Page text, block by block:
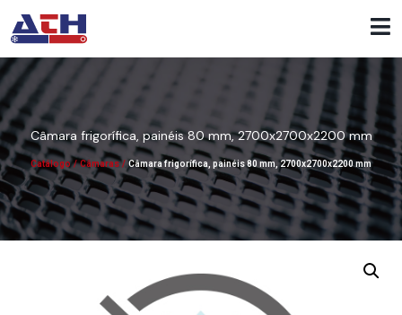
Câmara frigorífica, painéis 80 mm, 2700x2700x2200 mm
Catálogo / Câmaras / Câmara frigorífica, painéis 80 mm, 2700x2700x2200 mm